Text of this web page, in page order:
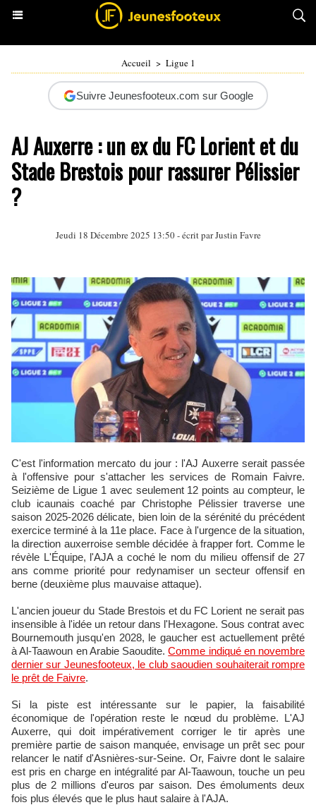
Accueil > Ligue 1
Suivre Jeunesfooteux.com sur Google
AJ Auxerre : un ex du FC Lorient et du
Stade Brestois pour rassurer Pélissier
?
Jeudi 18 Décembre 2025 13:50 - écrit parJustin Favre
C'est l'information mercato du jour : l'AJ Auxerre serait passée
à l'offensive pour s'attacher les services de Romain Faivre.
Seizième de Ligue 1 avec seulement 12 points au compteur, le
club icaunais coaché par Christophe Pélissier traverse une
saison 2025-2026 délicate, bien loin de la sérénité du précédent
exercice terminé à la 11e place. Face à l'urgence de la situation,
la direction auxerroise semble décidée à frapper fort. Comme le
révèle L'Équipe, l'AJA a coché le nom du milieu offensif de 27
ans comme priorité pour redynamiser un secteur offensif en
berne (deuxième plus mauvaise attaque).​
L'ancien joueur du Stade Brestois et du FC Lorient ne serait pas
insensible à l'idée un retour dans l'Hexagone. Sous contrat avec
Bournemouth jusqu'en 2028, le gaucher est actuellement prêté
à Al-Taawoun en Arabie Saoudite.Comme indiqué en novembre
dernier sur Jeunesfooteux, le club saoudien souhaiterait rompre
le prêt de Faivre.
Si la piste est intéressante sur le papier, la faisabilité
économique de l'opération reste le nœud du problème. L'AJ
Auxerre, qui doit impérativement corriger le tir après une
première partie de saison manquée, envisage un prêt sec pour
relancer le natif d'Asnières-sur-Seine. Or, Faivre dont le salaire
est pris en charge en intégralité par Al-Taawoun, touche un peu
plus de 2 millions d'euros par saison. Des émoluments deux
fois plus élevés que le plus haut salaire à l'AJA.